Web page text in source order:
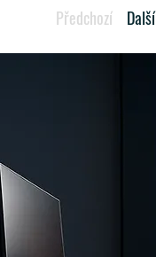
Předchozí Další